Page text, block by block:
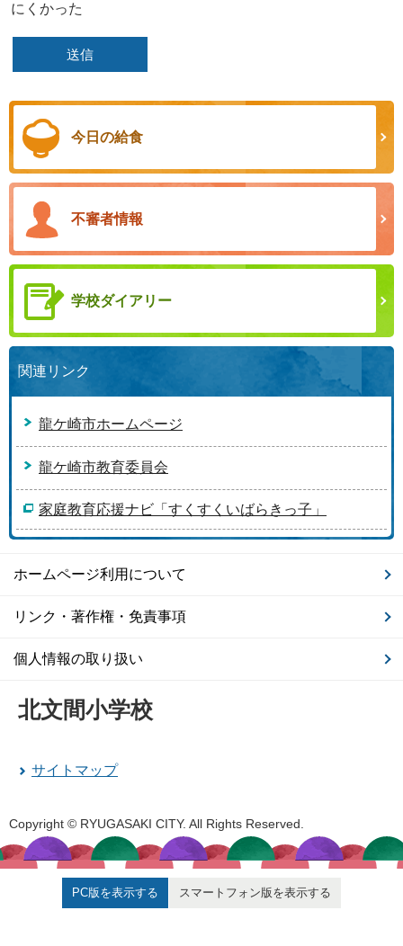
にくかった
今日の給食
不審者情報
学校ダイアリー
関連リンク
龍ケ崎市ホームページ
龍ケ崎市教育委員会
家庭教育応援ナビ「すくすくいばらきっ子」
ホームページ利用について
リンク・著作権・免責事項
個人情報の取り扱い
北文間小学校
サイトマップ
Copyright © RYUGASAKI CITY. All Rights Reserved.
PC版を表示する スマートフォン版を表示する